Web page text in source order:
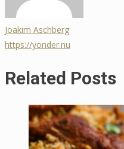
Joakim Aschberg
https://yonder.nu
Related Posts